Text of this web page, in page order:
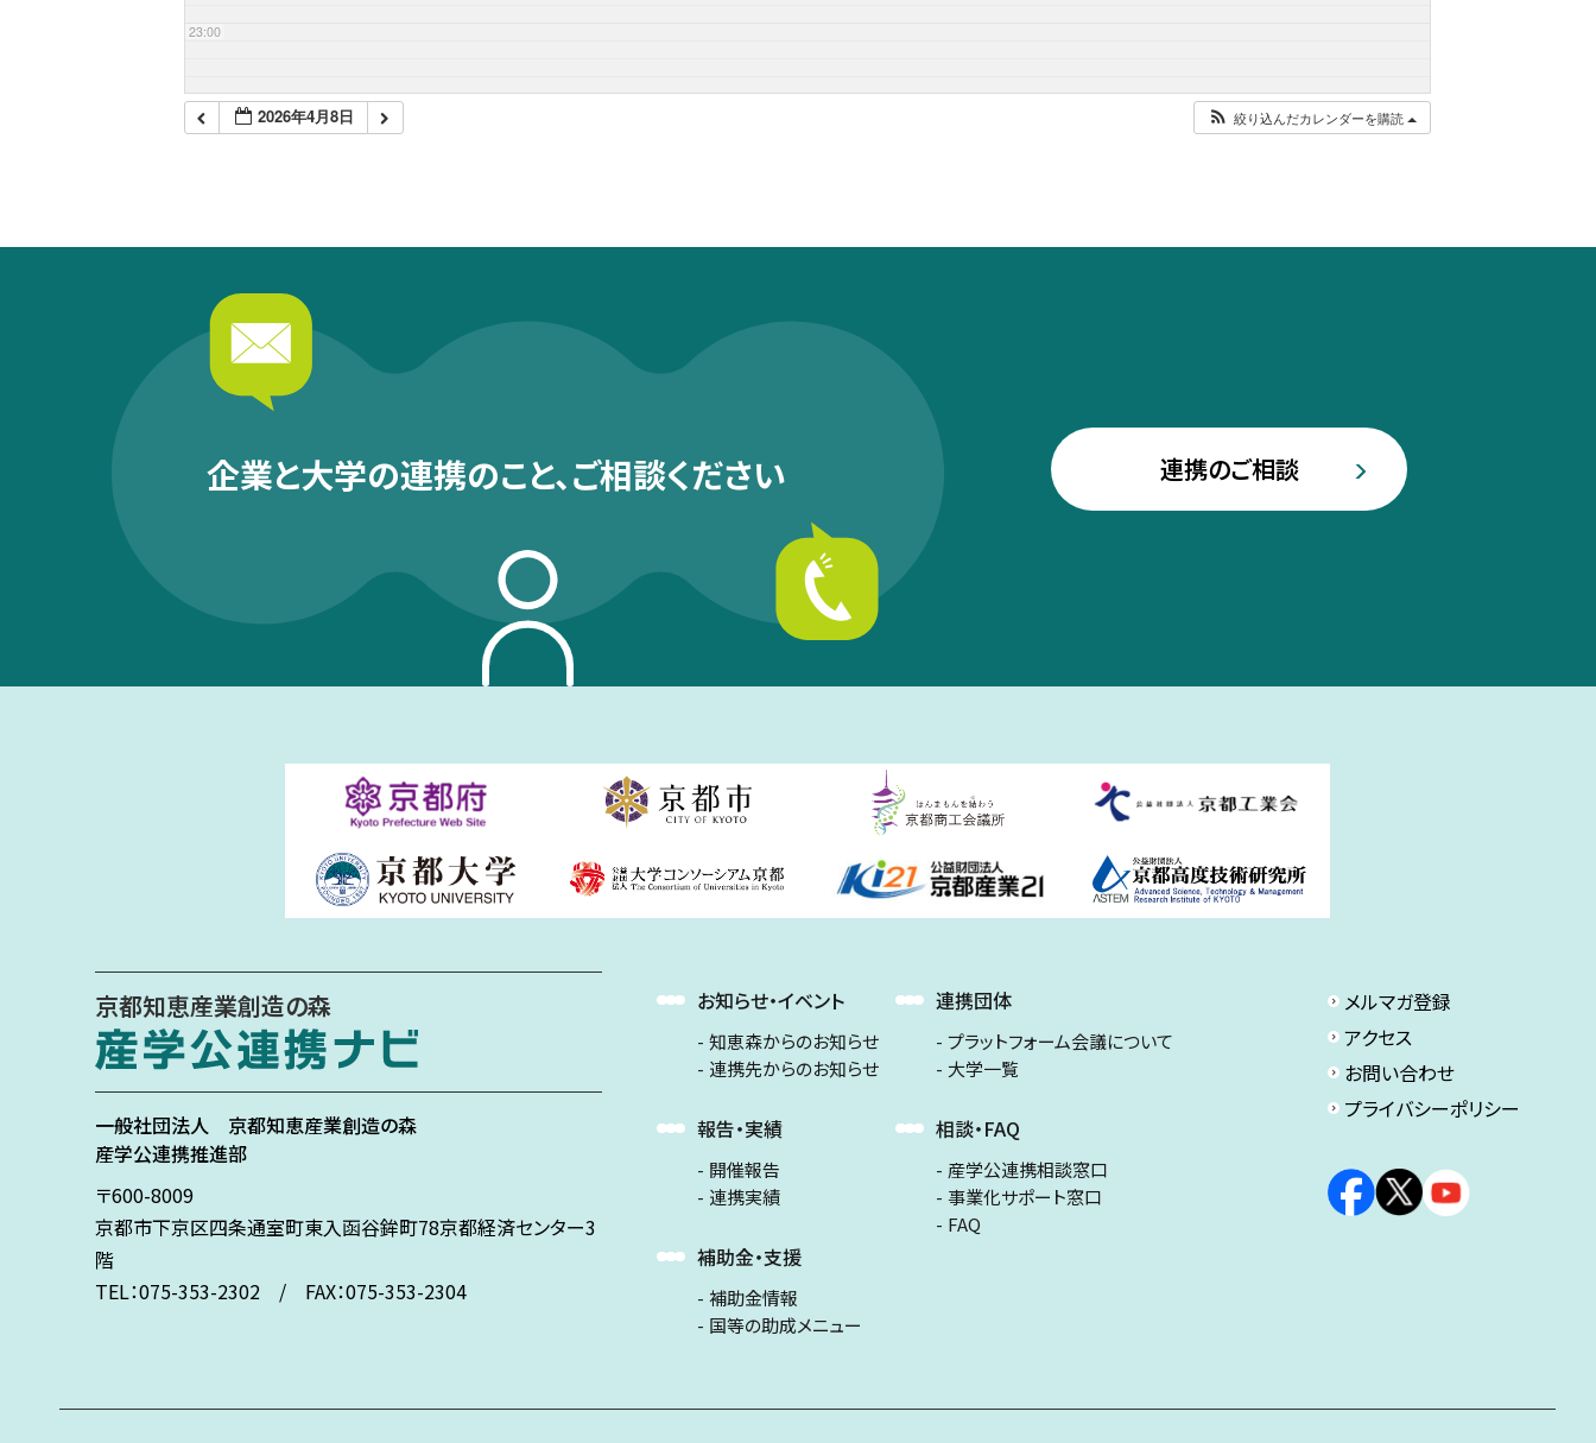
23:00
2026年4月8日 絞り込んだカレンダーを購読
企業と大学の連携のこと、ご相談ください 連携のご相談
京都知恵産業創造の森
一般社団法人 京都知恵産業創造の森
産学公連携推進部
〒600-8009
京都市下京区四条通室町東入函谷鉾町78京都経済センター3
階
TEL：075-353-2302 / FAX：075-353-2304
お知らせ・イベント
知恵森からのお知らせ
連携先からのお知らせ
報告・実績
開催報告
連携実績
補助金・支援
補助金情報
国等の助成メニュー
連携団体
プラットフォーム会議について
大学一覧
相談・FAQ
産学公連携相談窓口
事業化サポート窓口
FAQ
メルマガ登録
アクセス
お問い合わせ
プライバシーポリシー